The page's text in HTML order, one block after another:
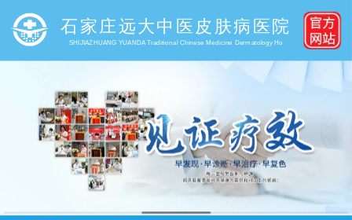
石家庄远大中医皮肤病医院
SHIJIAZHUANG YUANDA Traditional Chinese Medicine Dermatology Ho